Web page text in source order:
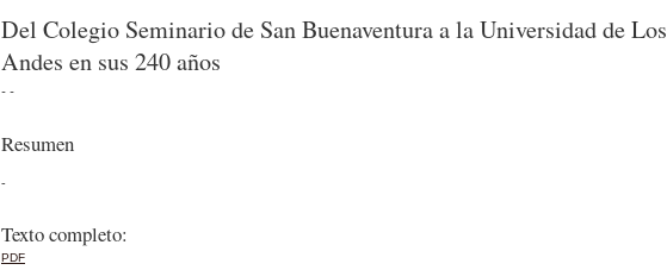
Del Colegio Seminario de San Buenaventura a la Universidad de Los
Andes en sus 240 años
- -
Resumen
-
Texto completo:
PDF